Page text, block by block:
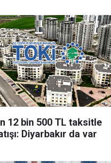
12 bin 500 TL taksitle
Diyarbakır da var